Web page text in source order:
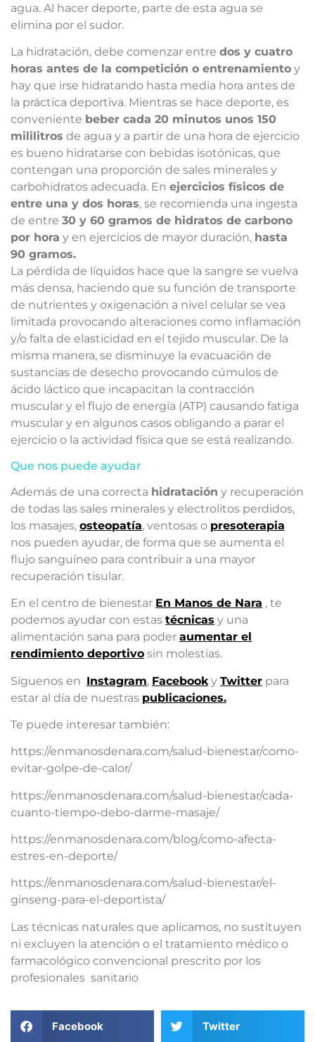
agua. Al hacer deporte, parte de esta agua se
elimina por el sudor.
La hidratación, debe comenzar entre dos y cuatro
horas antes de la competición o entrenamiento y
hay que irse hidratando hasta media hora antes de
la práctica deportiva. Mientras se hace deporte, es
conveniente beber cada 20 minutos unos 150
mililitros de agua y a partir de una hora de ejercicio
es bueno hidratarse con bebidas isotónicas, que
contengan una proporción de sales minerales y
carbohidratos adecuada. En ejercicios físicos de
entre una y dos horas, se recomienda una ingesta
de entre 30 y 60 gramos de hidratos de carbono
por hora y en ejercicios de mayor duración, hasta
90 gramos.
La pérdida de líquidos hace que la sangre se vuelva
más densa, haciendo que su función de transporte
de nutrientes y oxigenación a nivel celular se vea
limitada provocando alteraciones como inflamación
y/o falta de elasticidad en el tejido muscular. De la
misma manera, se disminuye la evacuación de
sustancias de desecho provocando cúmulos de
ácido láctico que incapacitan la contracción
muscular y el flujo de energía (ATP) causando fatiga
muscular y en algunos casos obligando a parar el
ejercicio o la actividad física que se está realizando.
Que nos puede ayudar
Además de una correcta hidratación y recuperación
de todas las sales minerales y electrolitos perdidos,
los masajes, osteopatía, ventosas o presoterapia
nos pueden ayudar, de forma que se aumenta el
flujo sanguíneo para contribuir a una mayor
recuperación tisular.
En el centro de bienestar En Manos de Nara , te
podemos ayudar con estas técnicas y una
alimentación sana para poder aumentar el
rendimiento deportivo sin molestias.
Síguenos en Instagram, Facebook y Twitter para
estar al día de nuestras publicaciones.
Te puede interesar también:
https://enmanosdenara.com/salud-bienestar/como-
evitar-golpe-de-calor/
https://enmanosdenara.com/salud-bienestar/cada-
cuanto-tiempo-debo-darme-masaje/
https://enmanosdenara.com/blog/como-afecta-
estres-en-deporte/
https://enmanosdenara.com/salud-bienestar/el-
ginseng-para-el-deportista/
Las técnicas naturales que aplicamos, no sustituyen
ni excluyen la atención o el tratamiento médico o
farmacológico convencional prescrito por los
profesionales sanitario
Facebook Twitter